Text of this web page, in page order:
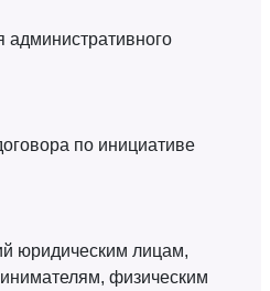
административного
по инициативе
юридическим лицам,
физическим